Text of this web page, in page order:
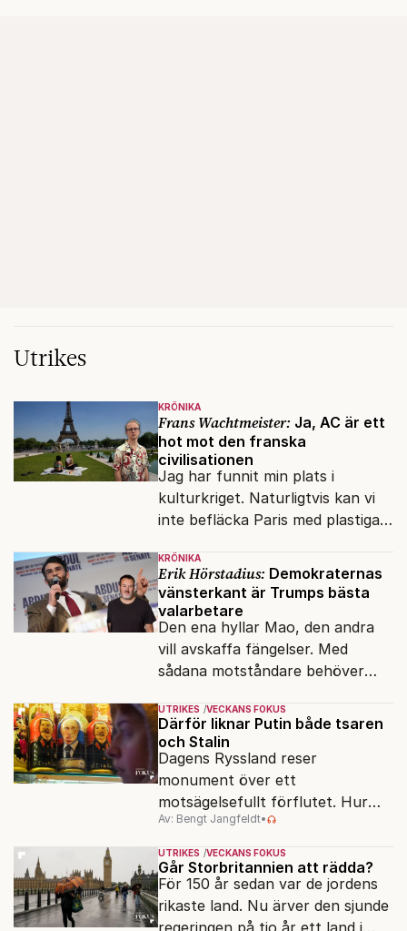
Utrikes
KRÖNIKA
Frans Wachtmeister: Ja, AC är ett
hot mot den franska
civilisationen
Jag har funnit min plats i
kulturkriget. Naturligtvis kan vi
inte befläcka Paris med plastiga
KRÖNIKA
Erik Hörstadius: Demokraternas
vänsterkant är Trumps bästa
valarbetare
Den ena hyllar Mao, den andra
vill avskaffa fängelser. Med
sådana motståndare behöver
vänner.
UTRIKES VECKANS FOKUS
Därför liknar Putin både tsaren
och Stalin
Dagens Ryssland reser
monument över ett
motsägelsefullt förflutet. Hur
kunde två revolutioner förändra
hela samhället – utan att rubba
den ryska statsidén?
Av: Bengt Jangfeldt•
UTRIKES VECKANS FOKUS
Går Storbritannien att rädda?
För 150 år sedan var de jordens
rikaste land. Nu ärver den sjunde